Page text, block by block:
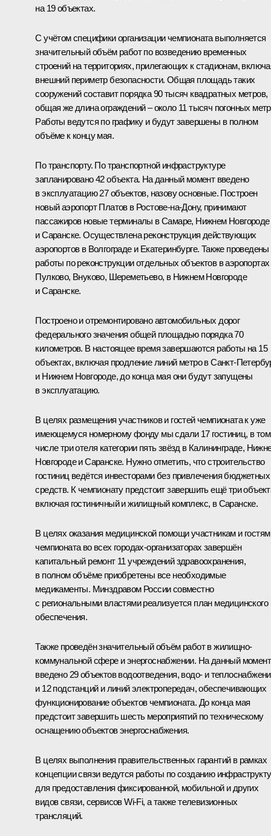
на 19 объектах.
С учётом специфики организации чемпионата выполняется
значительный объём работ по возведению временных
строений на территориях, прилегающих к стадионам,
внешний периметр безопасности. Общая площадь таких
сооружений составит порядка 90 тысяч квадратных метров,
общая же длина ограждений – около 11 тысяч погонных
Работы ведутся по графику и будут завершены в полном
объёме к концу мая.
По транспорту. По транспортной инфраструктуре
запланировано 42 объекта. На данный момент введено
в эксплуатацию 27 объектов, назову основные. Построен
новый аэропорт Платов в Ростове-на-Дону, принимают
пассажиров новые терминалы в Самаре, Нижнем Новгороде
и Саранске. Осуществлена реконструкция действующих
аэропортов в Волгограде и Екатеринбурге. Также проведены
работы по реконструкции отдельных объектов в аэропортах
Пулково, Внуково, Шереметьево, в Нижнем Новгороде
и Саранске.
Построено и отремонтировано автомобильных дорог
федерального значения общей площадью порядка 70
километров. В настоящее время завершаются работы на 15
объектах, включая продление линий метро в Санкт-
и Нижнем Новгороде, до конца мая они будут запущены
в эксплуатацию.
В целях размещения участников и гостей чемпионата к уже
имеющемуся номерному фонду мы сдали 17 гостиниц, в том
числе три отеля категории пять звёзд в Калининграде,
Новгороде и Саранске. Нужно отметить, что строительство
гостиниц ведётся инвесторами без привлечения бюджетных
средств. К чемпионату предстоит завершить ещё три
включая гостиничный и жилищный комплекс, в Саранске.
В целях оказания медицинской помощи участникам и гостям
чемпионата во всех городах-организаторах завершён
капитальный ремонт 11 учреждений здравоохранения,
в полном объёме приобретены все необходимые
медикаменты. Минздравом России совместно
с региональными властями реализуется план медицинского
обеспечения.
Также проведён значительный объём работ в жилищно-
коммунальной сфере и энергоснабжении. На данный момент
введено 29 объектов водоотведения, водо- и
и 12 подстанций и линий электропередач, обеспечивающих
функционирование объектов чемпионата. До конца мая
предстоит завершить шесть мероприятий по техническому
оснащению объектов энергоснабжения.
В целях выполнения правительственных гарантий в рамках
концепции связи ведутся работы по созданию
для предоставления фиксированной, мобильной и других
видов связи, сервисов Wi-Fi, а также телевизионных
трансляций.